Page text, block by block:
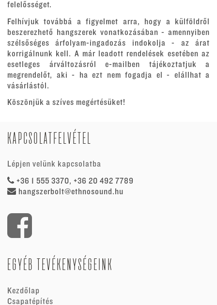
felelősséget.
Felhívjuk továbbá a figyelmet arra, hogy a külföldről
beszerezhető hangszerek vonatkozásában - amennyiben
szélsőséges árfolyam-ingadozás indokolja - az árat
korrigálnunk kell. A már leadott rendelések esetében az
esetleges árváltozásról e-mailben tájékoztatjuk a
megrendelőt, aki - ha ezt nem fogadja el - elállhat a
vásárlástól.
Köszönjük a szíves megértésüket!
KAPCSOLATFELVÉTEL
Lépjen velünk kapcsolatba
+36 1 555 3370, +36 20 492 7789
hangszerbolt@ethnosound.hu
EGYÉB TEVÉKENYSÉGEINK
Kezdőlap
Csapatépítés